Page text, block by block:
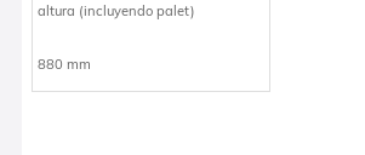
altura (incluyendo palet)
880 mm